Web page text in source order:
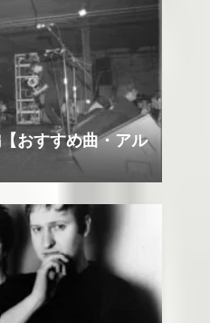
おすすめ曲・アル